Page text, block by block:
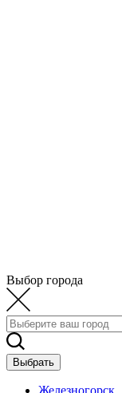
Выбор города
Выбрать
Железногорск